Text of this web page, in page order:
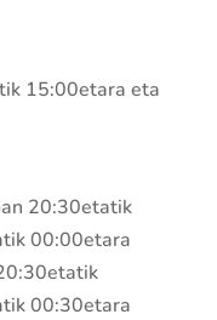
15:00etara eta
20:30etatik
00:00etara
00:30etara